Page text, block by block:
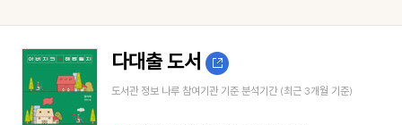
다대출 도서
도서관 정보 나루 참여기관 기준 분석기간 (최근 3개월 기준)